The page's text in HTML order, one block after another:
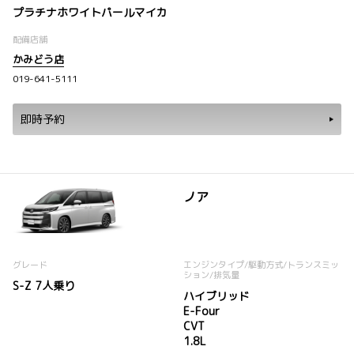
プラチナホワイトパールマイカ
配備店舗
かみどう店
019-641-5111
即時予約
ノア
グレード
S-Z 7人乗り
エンジンタイプ/駆動方式/トランスミッ
ション/排気量
ハイブリッド
E-Four
CVT
1.8L